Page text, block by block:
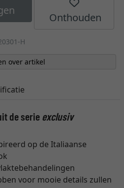
Onthouden
H
over artikel
de serieexclusiv
op de Italiaanse
voor mooie details zullen